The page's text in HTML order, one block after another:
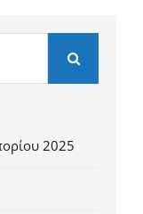
2025